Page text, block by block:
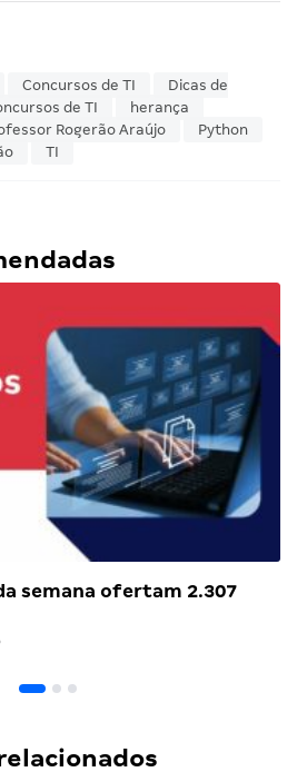
Concursos de TI
Dicas de
de TI
herança
Rogerão Araújo
Python
TI
semana ofertam 2.307